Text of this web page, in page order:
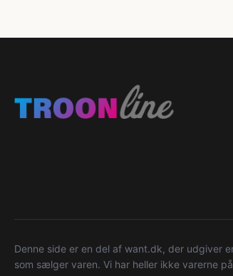
Denne side er en del af want.dk, der udgiver
som sælger varen. Vi har heller ikke varerne